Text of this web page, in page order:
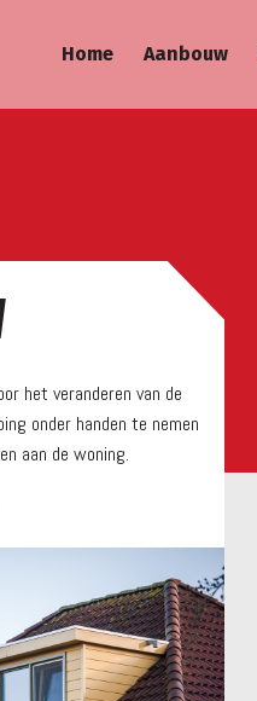
Home Aanbouw
het veranderen van de
onder handen te nemen
aan de woning.